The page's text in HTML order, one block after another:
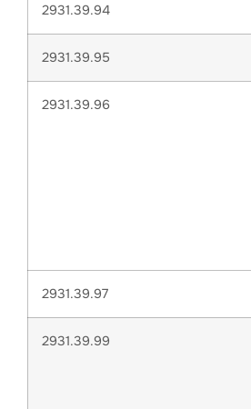
2931.39.94
2931.39.95
2931.39.96
2931.39.97
2931.39.99